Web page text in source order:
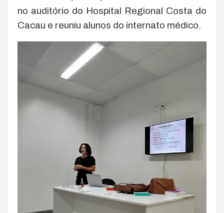
no auditório do Hospital Regional Costa do
Cacau e reuniu alunos do internato médico.